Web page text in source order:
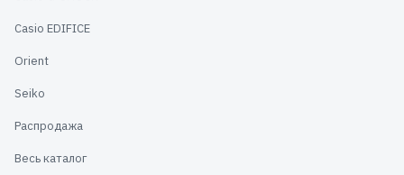
Casio EDIFICE
Orient
Seiko
Распродажа
Весь каталог